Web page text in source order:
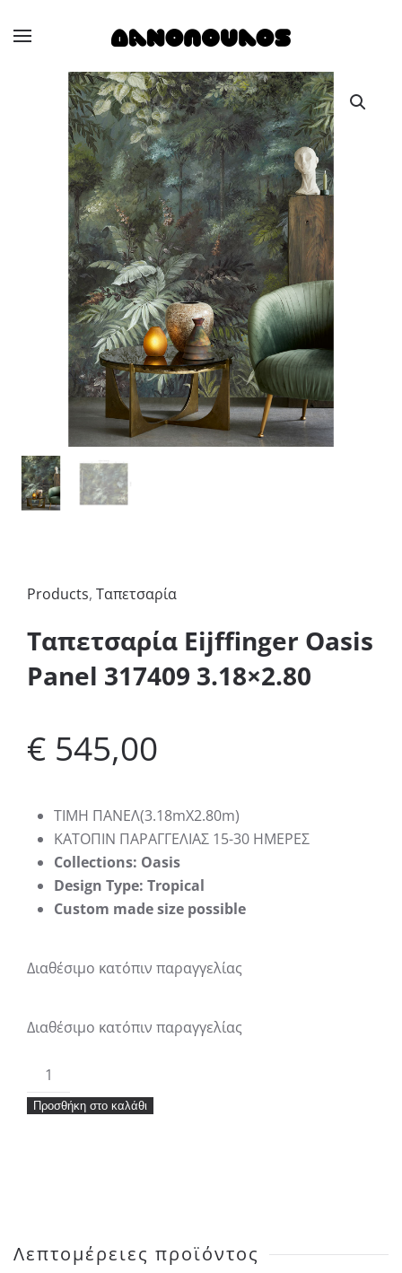
Skip to main content
Products, Ταπετσαρία
Ταπετσαρία Eijffinger Oasis
Panel 317409 3.18×2.80
€ 545,00
ΤΙΜΗ ΠΑΝΕΛ(3.18mΧ2.80m)
KATΟΠΙΝ ΠΑΡΑΓΓΕΛΙΑΣ 15-30 ΗΜΕΡΕΣ
Collections: Oasis
Design Type: Tropical
Custom made size possible
Διαθέσιμο κατόπιν παραγγελίας
Διαθέσιμο κατόπιν παραγγελίας
Ταπετσαρία
Eijffinger
Oasis
Προσθήκη στο καλάθι
Λεπτομέρειες προϊόντος